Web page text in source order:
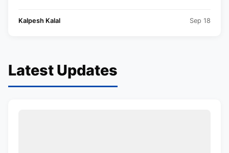
Kalpesh Kalal Sep 18
Latest Updates